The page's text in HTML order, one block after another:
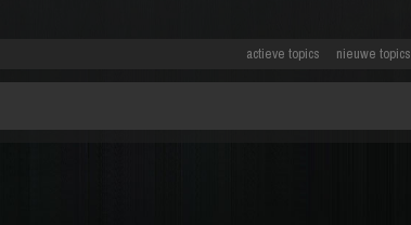
actieve topics nieuwe topics